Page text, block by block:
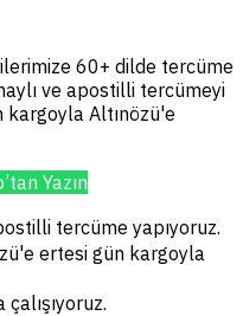
60+ dilde tercüme
ve apostilli tercümeyi
kargoyla Altınözü'e
Yazın
tercüme yapıyoruz.
ertesi gün kargoyla